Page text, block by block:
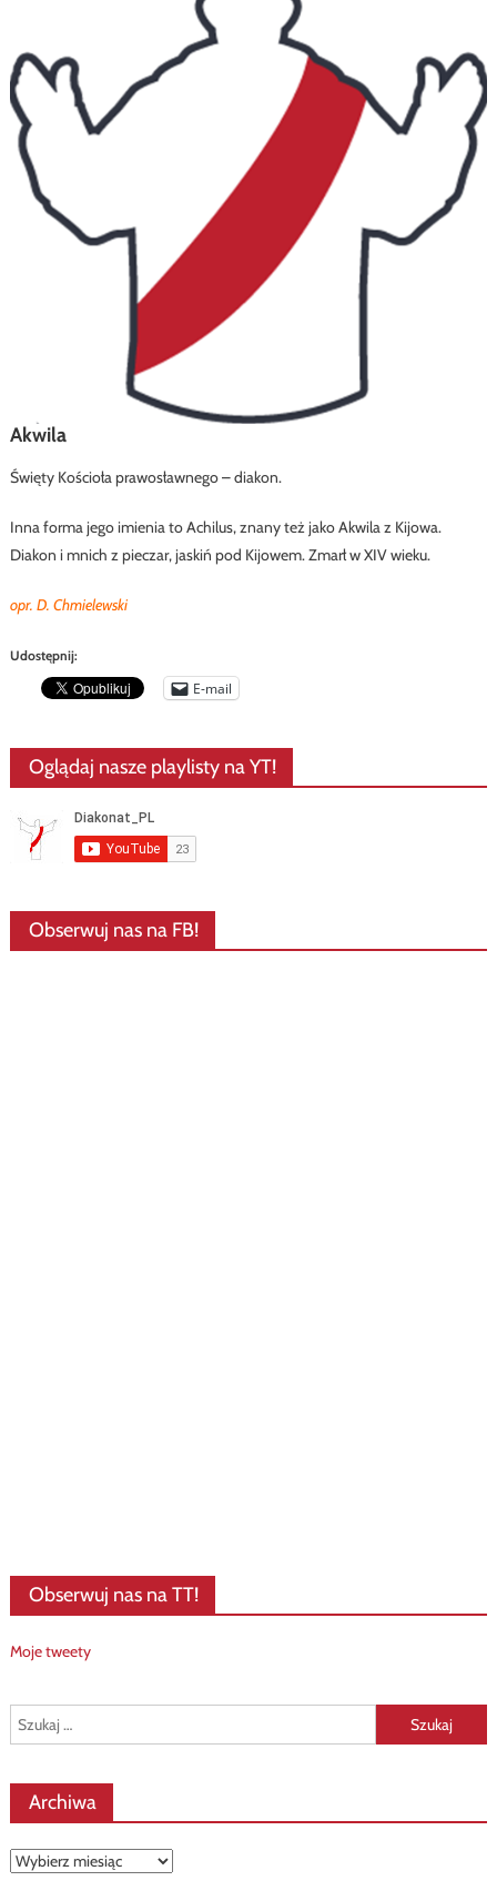
Akwila
Święty Kościoła prawosławnego – diakon.
Inna forma jego imienia to Achilus, znany też jako Akwila z Kijowa.
Diakon i mnich z pieczar, jaskiń pod Kijowem. Zmarł w XIV wieku.
opr. D. Chmielewski
Udostępnij:
E-mail
Oglądaj nasze playlisty na YT!
Obserwuj nas na FB!
Obserwuj nas na TT!
Moje tweety
Szukaj:
Archiwa
Archiwa